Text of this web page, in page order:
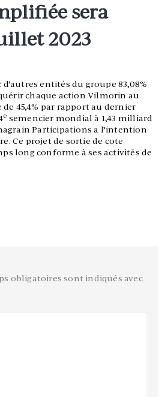
sera
2023
entités du groupe 83,08%
chaque action Vilmorin au
45,4% par rapport au dernier
e semencier mondial à 1,43 milliard
Participations a l’intention
Ce projet de sortie de cote
long conforme à ses activités de
obligatoires sont indiqués avec